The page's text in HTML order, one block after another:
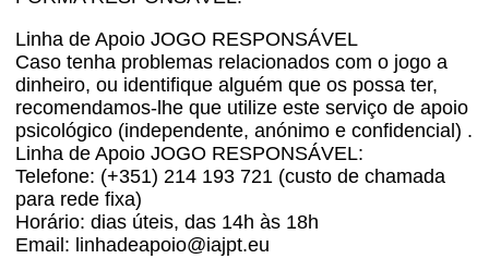
Linha de Apoio JOGO RESPONSÁVEL
Caso tenha problemas relacionados com o jogo a
dinheiro, ou identifique alguém que os possa ter,
recomendamos-lhe que utilize este serviço de apoio
psicológico (independente, anónimo e confidencial) .
Linha de Apoio JOGO RESPONSÁVEL:
Telefone: (+351) 214 193 721 (custo de chamada
para rede fixa)
Horário: dias úteis, das 14h às 18h
Email: linhadeapoio@iajpt.eu